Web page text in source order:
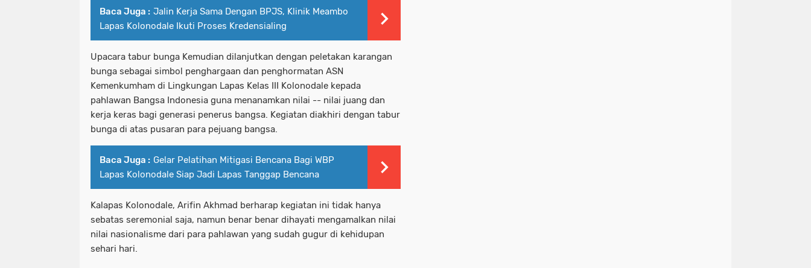
Baca Juga : Jalin Kerja Sama Dengan BPJS, Klinik Meambo
Lapas Kolonodale Ikuti Proses Kredensialing
Upacara tabur bunga Kemudian dilanjutkan dengan peletakan karangan
bunga sebagai simbol penghargaan dan penghormatan ASN
Kemenkumham di Lingkungan Lapas Kelas III Kolonodale kepada
pahlawan Bangsa Indonesia guna menanamkan nilai -- nilai juang dan
kerja keras bagi generasi penerus bangsa. Kegiatan diakhiri dengan tabur
bunga di atas pusaran para pejuang bangsa.
Baca Juga : Gelar Pelatihan Mitigasi Bencana Bagi WBP
Lapas Kolonodale Siap Jadi Lapas Tanggap Bencana
Kalapas Kolonodale, Arifin Akhmad berharap kegiatan ini tidak hanya
sebatas seremonial saja, namun benar benar dihayati mengamalkan nilai
nilai nasionalisme dari para pahlawan yang sudah gugur di kehidupan
sehari hari.